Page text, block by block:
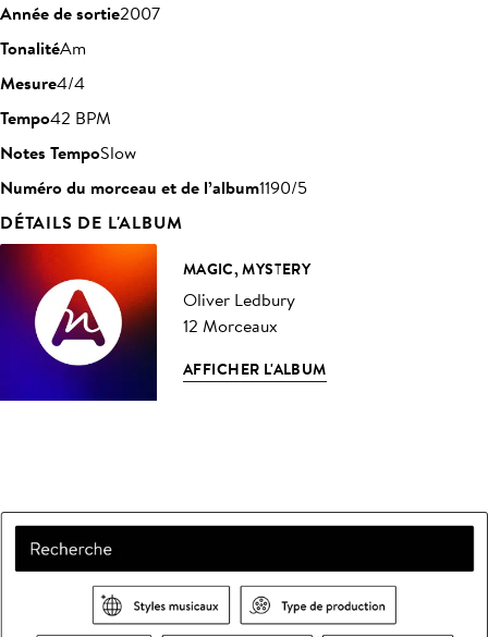
Année de sortie2007
TonalitéAm
Mesure4/4
Tempo42 BPM
Notes TempoSlow
Numéro du morceau et de l’album1190/5
DÉTAILS DE L'ALBUM
MAGIC, MYSTERY
Oliver Ledbury
12 Morceaux
AFFICHER L'ALBUM